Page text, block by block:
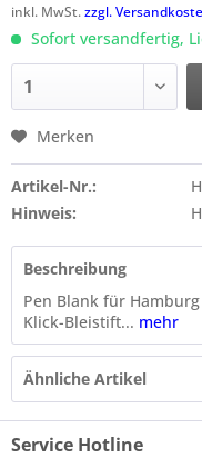
inkl. MwSt.zzgl.
Sofort versandfertig,
Merken
Artikel-Nr.:
Hinweis:
Beschreibung
Pen Blank für
Klick-Bleistift... mehr
Ähnliche Artikel
Service Hotline